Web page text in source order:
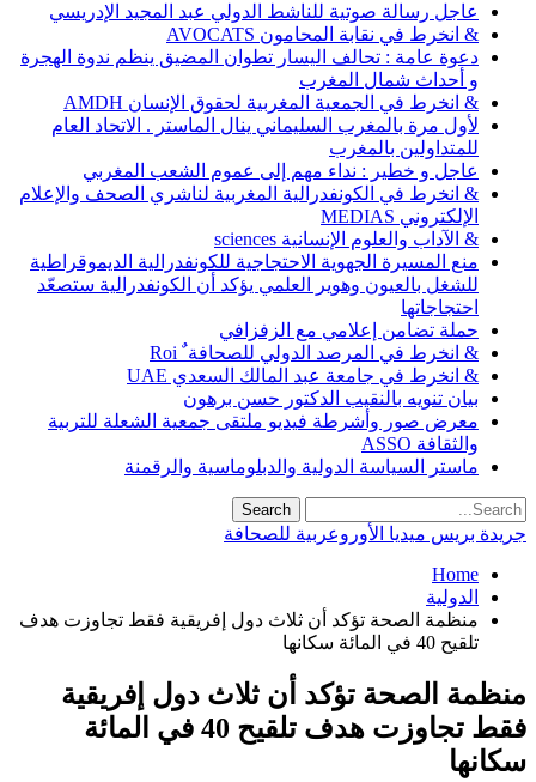
عاجل رسالة صوتية للناشط الدولي عبد المجيد الإدريسي
& انخرط في نقابة المحامون AVOCATS
دعوة عامة : تحالف اليسار تطوان المضيق ينظم ندوة الهجرة
و أحداث شمال المغرب
& انخرط في الجمعية المغربية لحقوق الإنسان AMDH
لأول مرة بالمغرب السليماني ينال الماستر . الاتحاد العام
للمتداولين بالمغرب
عاجل و خطير : نداء مهم إلى عموم الشعب المغربي
& انخرط في الكونفدرالية المغربية لناشري الصحف والإعلام
الإلكتروني MEDIAS
& الآداب والعلوم الإنسانية sciences
منع المسيرة الجهوية الاحتجاجية للكونفدرالية الديموقراطية
للشغل بالعيون وهوير العلمي يؤكد أن الكونفدرالية ستصعّد
احتجاجاتها
حملة تضامن إعلامي مع الزفزافي
& انخرط في المرصد الدولي للصحافة ٌ Roi
& انخرط في جامعة عبد المالك السعدي UAE
بيان تنويه بالنقيب الدكتور حسن برهون
معرض صور وأشرطة فيديو ملتقى جمعية الشعلة للتربية
والثقافة ASSO
ماستر السياسة الدولية والدبلوماسية والرقمنة
جريدة بريس ميديا الأوروعربية للصحافة
Home
الدولية
منظمة الصحة تؤكد أن ثلاث دول إفريقية فقط تجاوزت هدف
تلقيح 40 في المائة سكانها
منظمة الصحة تؤكد أن ثلاث دول إفريقية
فقط تجاوزت هدف تلقيح 40 في المائة
سكانها